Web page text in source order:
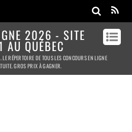
2026 - SITE
AU QUÉBEC
RÉPERTOIRE DE TOUS LES CONCOURS EN LIGNE
GROS PRIX À GAGNER.